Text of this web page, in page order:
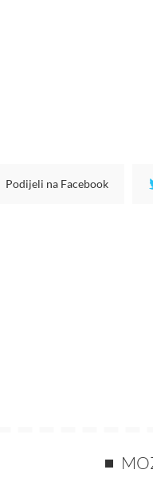
Podijeli na Facebook